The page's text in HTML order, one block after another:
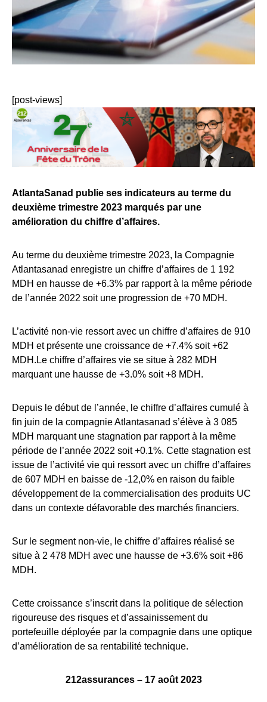
[post-views]
AtlantaSanad publie ses indicateurs au terme du
deuxième trimestre 2023 marqués par une
amélioration du chiffre d’affaires.
Au terme du deuxième trimestre 2023, la Compagnie
Atlantasanad enregistre un chiffre d’affaires de 1 192
MDH en hausse de +6.3% par rapport à la même période
de l’année 2022 soit une progression de +70 MDH.
L’activité non-vie ressort avec un chiffre d’affaires de 910
MDH et présente une croissance de +7.4% soit +62
MDH.Le chiffre d’affaires vie se situe à 282 MDH
marquant une hausse de +3.0% soit +8 MDH.
Depuis le début de l’année, le chiffre d’affaires cumulé à
fin juin de la compagnie Atlantasanad s’élève à 3 085
MDH marquant une stagnation par rapport à la même
période de l’année 2022 soit +0.1%. Cette stagnation est
issue de l’activité vie qui ressort avec un chiffre d’affaires
de 607 MDH en baisse de -12,0% en raison du faible
développement de la commercialisation des produits UC
dans un contexte défavorable des marchés financiers.
Sur le segment non-vie, le chiffre d’affaires réalisé se
situe à 2 478 MDH avec une hausse de +3.6% soit +86
MDH.
Cette croissance s’inscrit dans la politique de sélection
rigoureuse des risques et d’assainissement du
portefeuille déployée par la compagnie dans une optique
d’amélioration de sa rentabilité technique.
212assurances – 17 août 2023